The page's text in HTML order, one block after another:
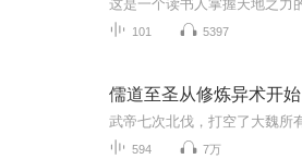
101 5397
儒道至圣从修炼异术开始
594 7万